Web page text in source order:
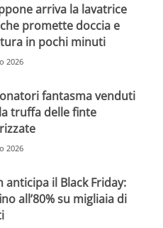
arriva la lavatrice
promette doccia e
in pochi minuti
2026
fantasma venduti
truffa delle finte
2026
anticipa il Black Friday:
all’80% su migliaia di